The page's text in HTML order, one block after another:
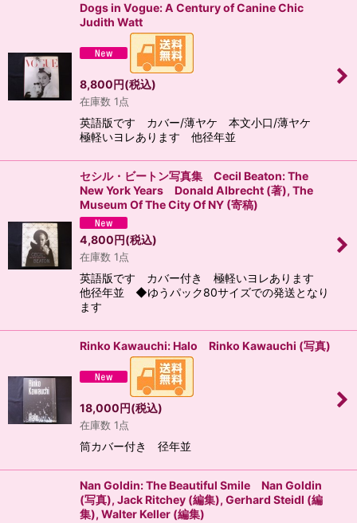
Dogs in Vogue: A Century of Canine Chic
Judith Watt
8,800円(税込)
在庫数 1点
英語版です カバー/薄ヤケ 本文小口/薄ヤケ
極軽いヨレあります 他径年並
セシル・ビートン写真集 Cecil Beaton: The
New York Years Donald Albrecht (著), The
Museum Of The City Of NY (寄稿)
4,800円(税込)
在庫数 1点
英語版です カバー付き 極軽いヨレあります
他径年並 ◆ゆうパック80サイズでの発送となり
ます
Rinko Kawauchi: Halo Rinko Kawauchi (写真)
18,000円(税込)
在庫数 1点
筒カバー付き 径年並
Nan Goldin: The Beautiful Smile Nan Goldin
(写真), Jack Ritchey (編集), Gerhard Steidl (編
集), Walter Keller (編集)